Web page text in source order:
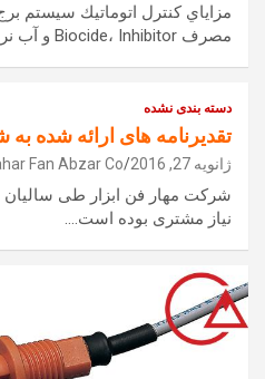
مزاياي كنترل اتوماتيك سيستم
مصرف Biocide، Inhibitor و آب نرم جلوگيري از…
دسته بندی نشده
تقدیرنامه های ارائه شده
ژانویه 27, 2016 Fan Abzar Co
شرکت مهار فن ابزار طی سالیان
نیاز مشتری بوده است.…